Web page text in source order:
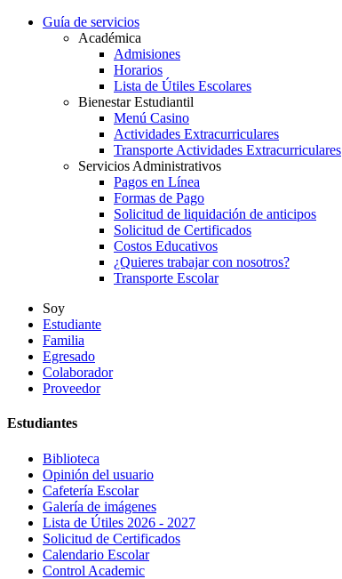
Guía de servicios
Académica
Admisiones
Horarios
Lista de Útiles Escolares
Bienestar Estudiantil
Menú Casino
Actividades Extracurriculares
Transporte Actividades Extracurriculares
Servicios Administrativos
Pagos en Línea
Formas de Pago
Solicitud de liquidación de anticipos
Solicitud de Certificados
Costos Educativos
¿Quieres trabajar con nosotros?
Transporte Escolar
Soy
Estudiante
Familia
Egresado
Colaborador
Proveedor
Estudiantes
Biblioteca
Opinión del usuario
Cafetería Escolar
Galería de imágenes
Lista de Útiles 2026 - 2027
Solicitud de Certificados
Calendario Escolar
Control Academic